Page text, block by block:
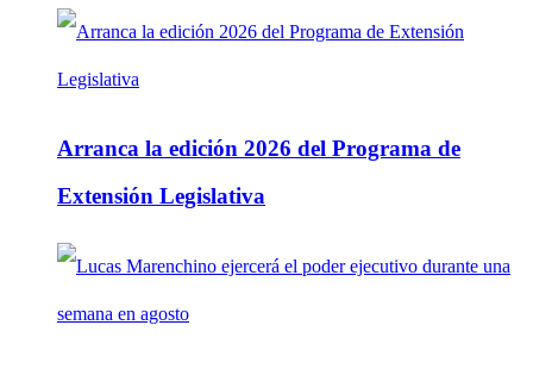
Arranca la edición 2026 del Programa de
Extensión Legislativa